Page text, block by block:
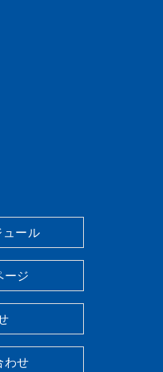
ール
ージ
わせ